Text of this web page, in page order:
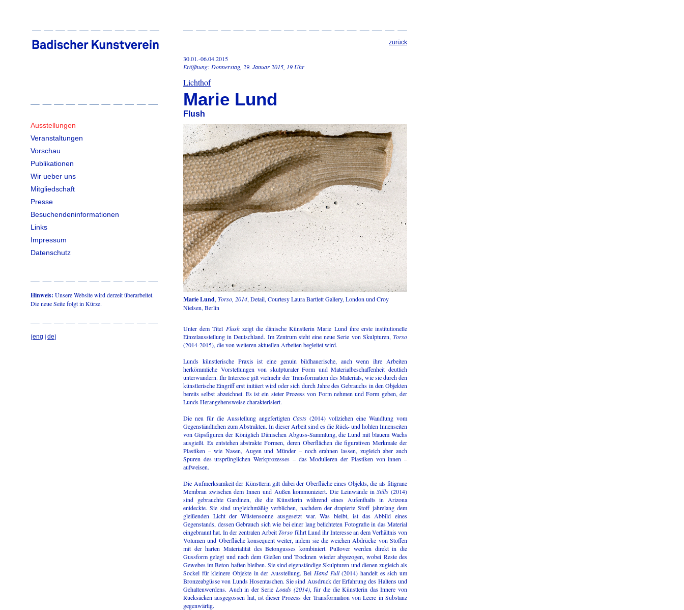
Ausstellungen
Veranstaltungen
Vorschau
Publikationen
Wir ueber uns
Mitgliedschaft
Presse
Besuchendeninformationen
Links
Impressum
Datenschutz
Hinweis: Unsere Website wird derzeit überarbeitet.
Die neue Seite folgt in Kürze.
[eng | de]
zurück
30.01.-06.04.2015
Eröffnung: Donnerstag, 29. Januar 2015, 19 Uhr
Lichthof
Marie Lund
Flush
Marie Lund, Torso, 2014, Detail, Courtesy Laura Bartlett Gallery, London und Croy
Nielsen, Berlin
Unter dem Titel Flushzeigt die dänische Künstlerin Marie Lund ihre erste institutionelle
Einzelausstellung in Deutschland. Im Zentrum steht eine neue Serie von Skulpturen, Torso
(2014-2015), die von weiteren aktuellen Arbeiten begleitet wird.
Lunds künstlerische Praxis ist eine genuin bildhauerische, auch wenn ihre Arbeiten
herkömmliche Vorstellungen von skulpturaler Form und Materialbeschaffenheit deutlich
unterwandern. Ihr Interesse gilt vielmehr der Transformation des Materials, wie sie durch den
künstlerische Eingriff erst initiiert wird oder sich durch Jahre des Gebrauchs in den Objekten
bereits selbst abzeichnet. Es ist ein steter Prozess von Form nehmen und Form geben, der
Lunds Herangehensweise charakterisiert.
Die neu für die Ausstellung angefertigtenCasts (2014) vollziehen eine Wandlung vom
Gegenständlichen zum Abstrakten. In dieser Arbeit sind es die Rück- und hohlen Innenseiten
von Gipsfiguren der Königlich Dänischen Abguss-Sammlung, die Lund mit blauem Wachs
ausgießt. Es entstehen abstrakte Formen, deren Oberflächen die figurativen Merkmale der
Plastiken – wie Nasen, Augen und Münder – noch erahnen lassen, zugleich aber auch
Spuren des ursprünglichen Werkprozesses – das Modulieren der Plastiken von innen –
aufweisen.
Die Aufmerksamkeit der Künstlerin gilt dabei der Oberfläche eines Objekts, die als filigrane
Membran zwischen dem Innen und Außen kommuniziert. Die Leinwände inStills (2014)
sind gebrauchte Gardinen, die die Künstlerin während eines Aufenthalts in Arizona
entdeckte. Sie sind ungleichmäßig verblichen, nachdem der drapierte Stoff jahrelang dem
gleißenden Licht der Wüstensonne ausgesetzt war. Was bleibt, ist das Abbild eines
Gegenstands, dessen Gebrauch sich wie bei einer lang belichteten Fotografie in das Material
eingebrannt hat. In der zentralen ArbeitTorso führt Lund ihr Interesse an dem Verhältnis von
Volumen und Oberfläche konsequent weiter, indem sie die weichen Abdrücke von Stoffen
mit der harten Materialität des Betongusses kombiniert. Pullover werden direkt in die
Gussform gelegt und nach dem Gießen und Trocknen wieder abgezogen, wobei Reste des
Gewebes im Beton haften bleiben. Sie sind eigenständige Skulpturen und dienen zugleich als
Sockel für kleinere Objekte in der Ausstellung. Bei Hand Full(2014) handelt es sich um
Bronzeabgüsse von Lunds Hosentaschen. Sie sind Ausdruck der Erfahrung des Haltens und
Gehaltenwerdens. Auch in der Serie Loads (2014), für die die Künstlerin das Innere von
Rucksäcken ausgegossen hat, ist dieser Prozess der Transformation von Leere in Substanz
gegenwärtig.